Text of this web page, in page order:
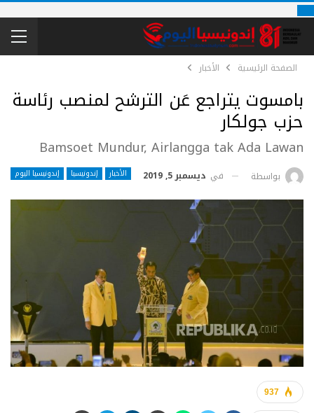
الصفحة الرئيسية الأخبار
بامسوت يتراجع عَن الترشح لمنصب رئاسة
حزب جولكار
Bamsoet Mundur, Airlangga tak Ada Lawan
الأخبار إندونيسيا إندونيسيا اليوم بواسطة في ديسمبر 5, 2019
937